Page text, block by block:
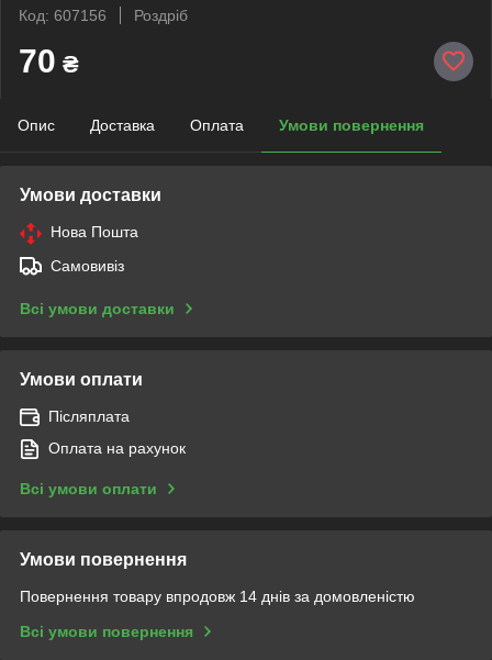
Код: 607156
Роздріб
70 ₴
Опис Доставка Оплата Умови повернення
Умови доставки
Нова Пошта
Самовивіз
Всі умови доставки
Умови оплати
Післяплата
Оплата на рахунок
Всі умови оплати
Умови повернення
Повернення товару впродовж 14 днів за домовленістю
Всі умови повернення